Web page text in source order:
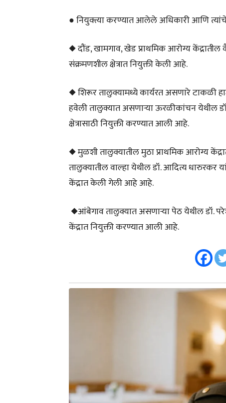
● नियुक्त्या करण्यात आलेले अधिकारी आणि
◆ दौंड, खामगाव, खेड प्राथमिक आरोग्य केंद्रातील
संक्रमणशील क्षेत्रात नियुक्ती केली आहे.
◆ शिरूर तालुक्यामध्ये कार्यरत असणारे टाकळी
हवेली तालुक्यात असणाऱ्या ऊरळीकांचन येथील
क्षेत्रासाठी नियुक्ती करण्यात आली आहे.
◆ मुळशी तालुक्यातील मुठा प्राथमिक आरोग्य
तालुक्यातील वाल्हा येथील डॉ. आदित्य धारुरकर
केंद्रात केली गेली आहे आहे.
◆आंबेगाव तालुक्यात असणाऱ्या पेठ येथील डॉ.
केंद्रात नियुक्ती करण्यात आली आहे.